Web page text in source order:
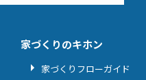
家づくりのキホン
家づくりフローガイド